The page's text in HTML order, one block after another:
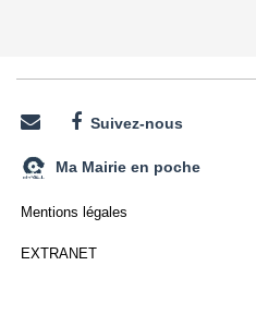
Suivez-nous
Ma Mairie en poche
Mentions légales
EXTRANET